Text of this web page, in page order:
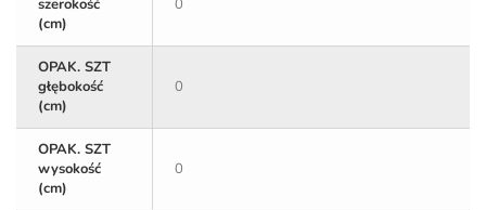
szerokość
(cm)
0
OPAK. SZT
głębokość
(cm)
0
OPAK. SZT
wysokość
(cm)
0